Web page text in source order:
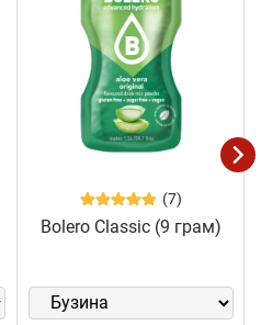
(7)
Bolero Classic (9 грам)